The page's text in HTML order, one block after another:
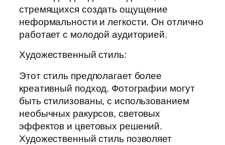
стремящихся создать ощущение
неформальности и легкости. Он отлично
работает с молодой аудиторией.
Художественный стиль:
Этот стиль предполагает более
креативный подход. Фотографии могут
быть стилизованы, с использованием
необычных ракурсов, световых
эффектов и цветовых решений.
Художественный стиль позволяет